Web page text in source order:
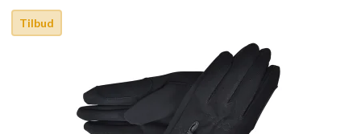
Tilbud